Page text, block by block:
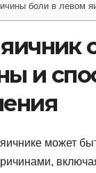
боли в левом
и
может